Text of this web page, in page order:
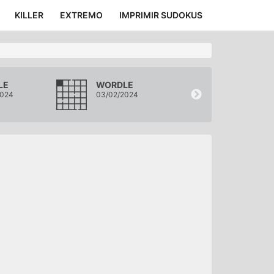
KILLER EXTREMO IMPRIMIR SUDOKUS
WORDLE
03/02/2024